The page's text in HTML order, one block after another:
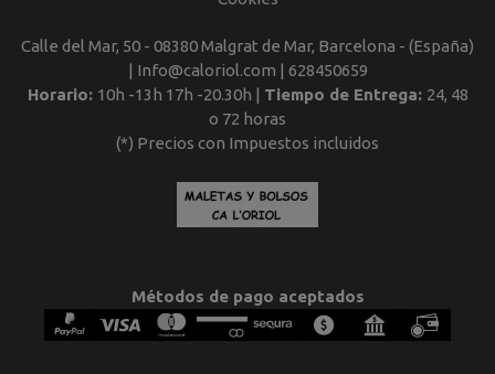
Calle del Mar, 50 - 08380 Malgrat de Mar, Barcelona - (España)
| Info@caloriol.com | 628450659
Horario: 10h -13h 17h -20.30h | Tiempo de Entrega: 24, 48
o 72 horas
(*) Precios con Impuestos incluidos
Métodos de pago aceptados